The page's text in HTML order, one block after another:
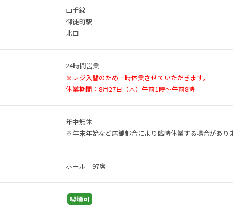
山手線
御徒町駅
北口
24時間営業
※レジ入替のため一時休業させていただきます。
休業期間：8月27日（木）午前1時～午前8時
年中無休
※年末年始など店舗都合により臨時休業する場合があり
ホール 97席
喫煙可